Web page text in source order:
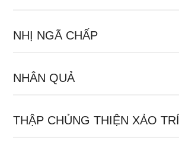
NHỊ NGÃ CHẤP
NHÂN QUẢ
THẬP CHỦNG THIỆN XẢO TRÍ